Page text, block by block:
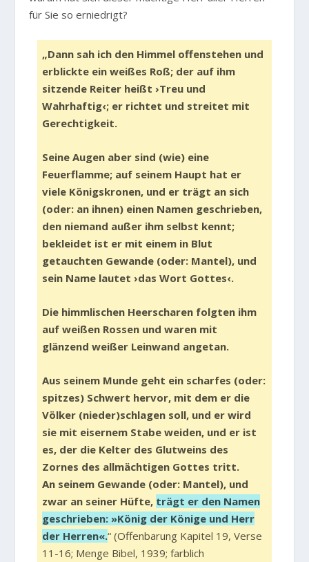
für Sie so erniedrigt?
„Dann sah ich den Himmel offenstehen und
erblickte ein weißes Roß; der auf ihm
sitzende Reiter heißt ›Treu und
Wahrhaftig‹; er richtet und streitet mit
Gerechtigkeit.
Seine Augen aber sind (wie) eine
Feuerflamme; auf seinem Haupt hat er
viele Königskronen, und er trägt an sich
(oder: an ihnen) einen Namen geschrieben,
den niemand außer ihm selbst kennt;
bekleidet ist er mit einem in Blut
getauchten Gewande (oder: Mantel), und
sein Name lautet ›das Wort Gottes‹.
Die himmlischen Heerscharen folgten ihm
auf weißen Rossen und waren mit
glänzend weißer Leinwand angetan.
Aus seinem Munde geht ein scharfes (oder:
spitzes) Schwert hervor, mit dem er die
Völker (nieder)schlagen soll, und er wird
sie mit eisernem Stabe weiden, und er ist
es, der die Kelter des Glutweins des
Zornes des allmächtigen Gottes tritt.
An seinem Gewande (oder: Mantel), und
zwar an seiner Hüfte, trägt er den Namen
geschrieben: »König der Könige und Herr
der Herren«.“ (Offenbarung Kapitel 19, Verse
11-16; Menge Bibel, 1939; farblich